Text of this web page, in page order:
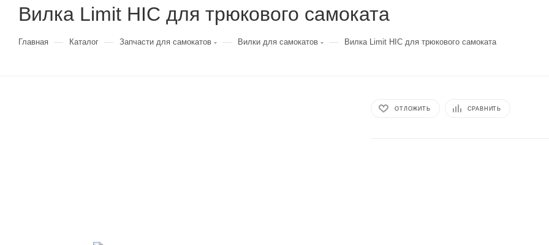
Вилка Limit HIC для трюкового самоката
Главная — Каталог — Запчасти для самокатов — Вилки для самокатов — Вилка Limit HIC для трюкового самоката
ОТЛОЖИТЬ СРАВНИТЬ